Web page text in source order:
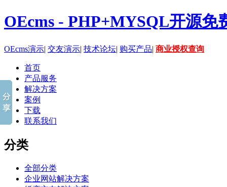
OEcms - PHP+MYSQL开源免
OEcms演示| 交友演示| 技术论坛| 购买产品| 商业授权查询
首页
产品服务
解决方案
案例
下载
联系我们
分类
全部分类
企业网站解决方案